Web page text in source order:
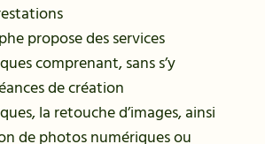
propose des services
comprenant, sans s’y
de création
la retouche d’images, ainsi
de photos numériques ou